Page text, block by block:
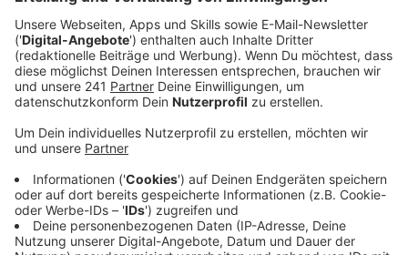
Veröffentlicht:Freitag, 19.09.2025 09:12
Anzeige
Lesen, Musik und mehr
Anzeige
Direkt heute Abend findet die 3. Schlebuscher